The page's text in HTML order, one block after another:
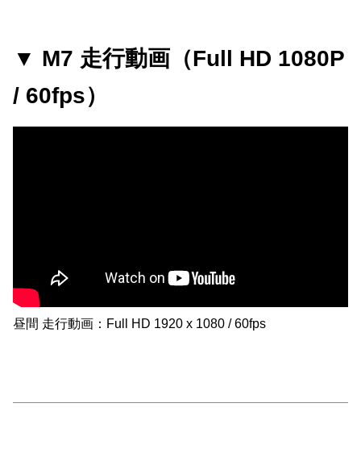
▼ M7 走行動画（Full HD 1080P
/ 60fps）
昼間 走行動画：Full HD 1920 x 1080 / 60fps